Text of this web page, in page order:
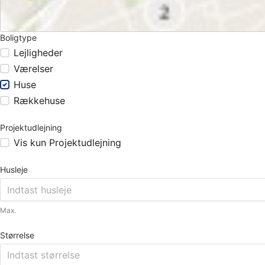
Boligtype
Lejligheder
Værelser
Huse
Rækkehuse
Projektudlejning
Vis kun Projektudlejning
Husleje
Max.
Størrelse